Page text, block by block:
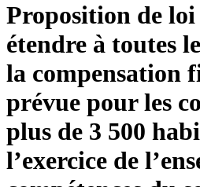
Proposition de
étendre à toutes
la compensation
prévue pour les
plus de 3 500
l’exercice de